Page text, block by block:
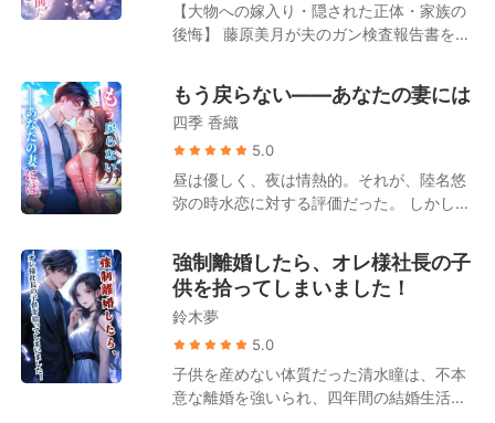
か。 澪の心は、もう微塵も残っていなかっ
た。 「陸、離婚しましょう」 「俺なし
捨てた澪は、才能を武器に華麗なる復活を
遂げる。瞬く間に、世界が認めるトップデ
ザイナーへと駆け上がったのだ。 彼女は記
の双子を産んだ。 彼女を取り囲む、色と欲
の渦巻く年下男子たち。それを見た瞬間、
が間違ってた。頼む、一目でいい、子供た
ちに会わせてくれ！」
【大物への嫁入り・隠された正体・家族の
後悔】 藤原美月が夫のガン検査報告書を受
は藤原美月の方だと誤解していた。 姑は露
骨に嫌悪感を示し、「もうすぐ死ぬ人間
が、お金を無駄遣いするんじゃないよ」と
言い放つ。 夫は一枚の離婚協議書を取り出
し、「美咲が俺の子を身ごもった。離婚し
る財界の大物と電撃的に契約結婚を果た
す。 やがて藤原美月の隠された正体が次々
と明らかになると、大物もまた、彼女こそ
が自分の「忘れられない初恋の人」であっ
を溺愛するようになった。 「妻よ、もう一
度俺を甘やかしてくれ」 一方、元夫の一家
もう戻らない――あなたの妻には
四季 香織
5.0
昼は優しく、夜は情熱的。それが、陸名悠
弥の時水恋に対する評価だった。 しかし、
は時水恋にためらいもなく離婚を切り出
す。 「彼女を安心させるためだ。半年後に
また復縁すればいい」 彼は時水恋がずっと
その場で待っていると信じていたが、彼女
はもう目が覚めていた。 涙は枯れ果て、時
水恋の心も死んだ。 こうして偽りの離婚
は、本当の別れとなった。 子を堕ろし、人
生を再出発させる。 時水恋は去り、二度と
強制離婚したら、オレ様社長の子
供を拾ってしまいました！
鈴木夢
5.0
子供を産めない体質だった清水瞳は、不本
意な離婚を強いられ、四年間の結婚生活に